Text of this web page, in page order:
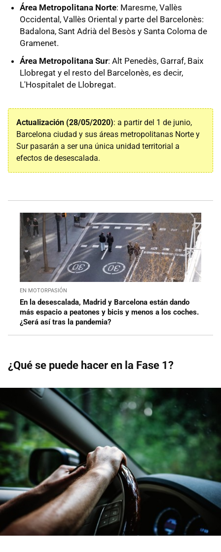
Área Metropolitana Norte: Maresme, Vallès
Occidental, Vallès Oriental y parte del Barcelonès:
Badalona, Sant Adrià del Besòs y Santa Coloma de
Gramenet.
Área Metropolitana Sur: Alt Penedès, Garraf, Baix
Llobregat y el resto del Barcelonès, es decir,
L'Hospitalet de Llobregat.
Actualización (28/05/2020): a partir del 1 de junio,
Barcelona ciudad y sus áreas metropolitanas Norte y
Sur pasarán a ser una única unidad territorial a
efectos de desescalada.
EN MOTORPASIÓN
En la desescalada, Madrid y Barcelona están dando
más espacio a peatones y bicis y menos a los coches.
¿Será así tras la pandemia?
¿Qué se puede hacer en la Fase 1?